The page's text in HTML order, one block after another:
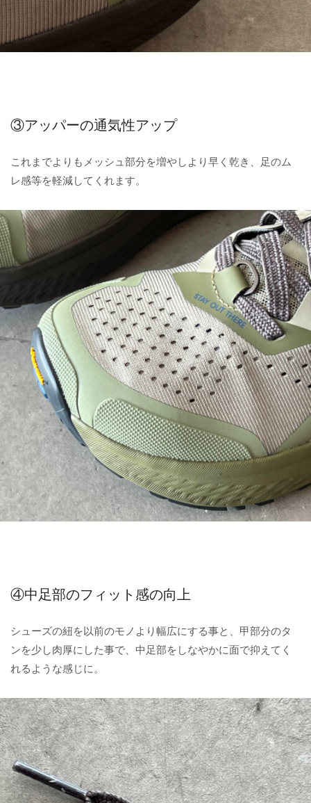
③アッパーの通気性アップ
これまでよりもメッシュ部分を増やしより早く乾き、足のム
レ感等を軽減してくれます。
④中足部のフィット感の向上
シューズの紐を以前のモノより幅広にする事と、甲部分のタ
ンを少し肉厚にした事で、中足部をしなやかに面で抑えてく
れるような感じに。